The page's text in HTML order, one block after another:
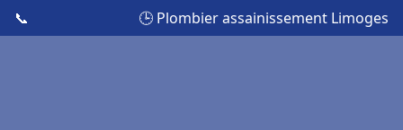
📞 🕒 Plombier assainissement Limoges